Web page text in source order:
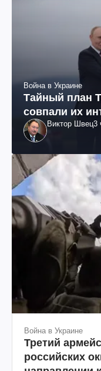
Война в Украине
Тайный план
совпали их
Виктор Швец3
Война в Украине
Третий
российских